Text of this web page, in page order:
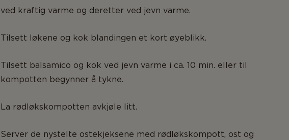
ved kraftig varme og deretter ved jevn varme.
Tilsett løkene og kok blandingen et kort øyeblikk.
Tilsett balsamico og kok ved jevn varme i ca. 10 min. eller til
kompotten begynner å tykne.
La rødløkskompotten avkjøle litt.
Server de nystelte ostekjeksene med rødløkskompott, ost og